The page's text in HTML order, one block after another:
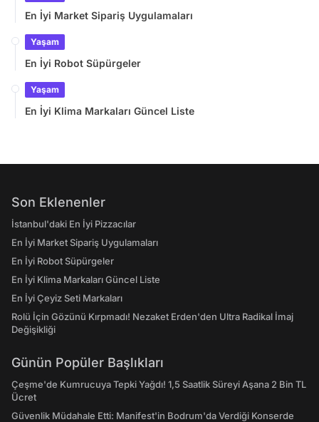
En İyi Market Sipariş Uygulamaları
Yaşam
En İyi Robot Süpürgeler
Yaşam
En İyi Klima Markaları Güncel Liste
Son Eklenenler
İstanbul'daki En İyi Pizzacılar
En İyi Market Sipariş Uygulamaları
En İyi Robot Süpürgeler
En İyi Klima Markaları Güncel Liste
En İyi Çeyiz Seti Markaları
Rolü İçin Gözünü Kırpmadı! Nezaket Erden'den Ultra Radikal İmaj
Değişikliği
Günün Popüler Başlıkları
Çeşme'de Kumrucuya Tepki Yağdı! 1,5 Saatlik Süreyi Aşana 2 Bin TL
Ücret
Güvenlik Müdahale Etti: Manifest'in Bodrum'da Verdiği Konserde